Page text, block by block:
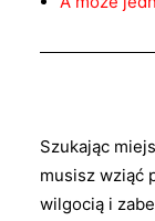
Szukając
musisz wziąć
wilgocią i